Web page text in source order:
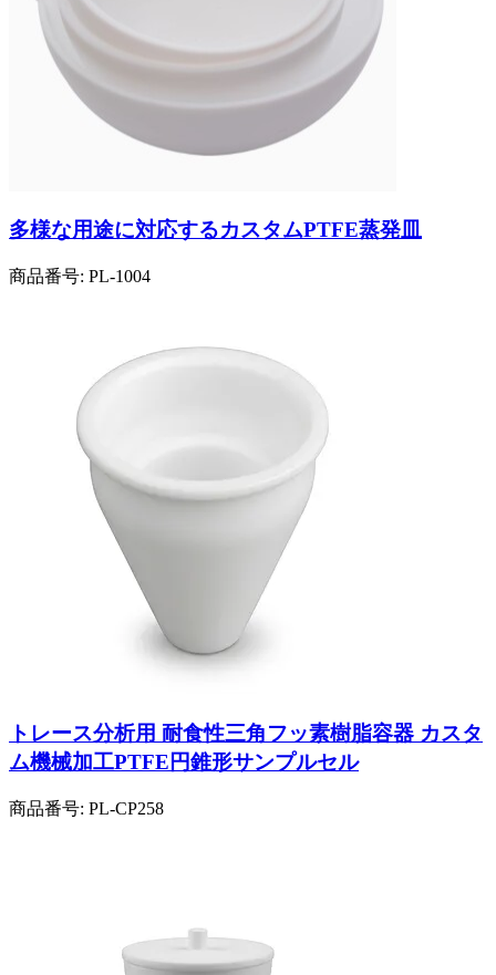
多様な用途に対応するカスタムPTFE蒸発皿
商品番号: PL-1004
トレース分析用 耐食性三角フッ素樹脂容器 カスタ
ム機械加工PTFE円錐形サンプルセル
商品番号: PL-CP258